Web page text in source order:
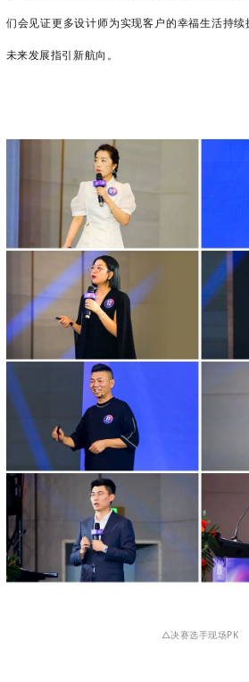
们会见证更多设计师为实现客户的幸福生活持
未来发展指引新航向。
△决赛选手现场PK